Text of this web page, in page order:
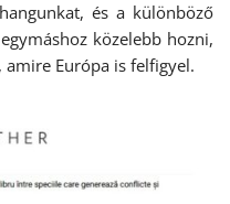
és a különböző
közelebb hozni,
Európa is felfigyel.